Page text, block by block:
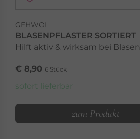
GEHWOL
BLASENPFLASTER SORTIERT
Hilft aktiv & wirksam bei Blasen
€ 8,90 6 Stück
sofort lieferbar
zum Produkt